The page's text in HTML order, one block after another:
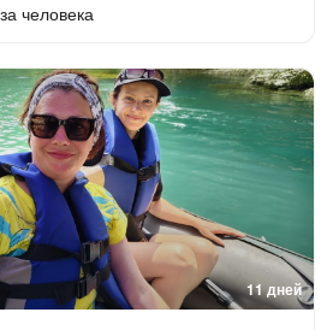
за человека
11 дней